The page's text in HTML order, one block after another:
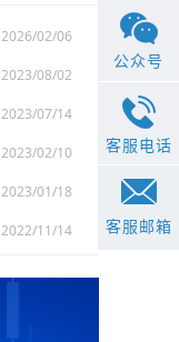
2026/02/06
2023/08/02
2023/07/14
2023/02/10
2023/01/18
2022/11/14
公众号
客服电话
客服邮箱